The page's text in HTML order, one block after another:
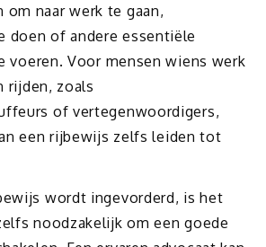
om naar werk te gaan,
doen of andere essentiële
Voor mensen wiens werk
rijden, zoals
of vertegenwoordigers,
een rijbewijs zelfs leiden tot
wordt ingevorderd, is het
noodzakelijk om een goede